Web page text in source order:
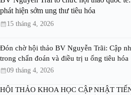
phát hiện sớm ung thư tiêu hóa
15 tháng 4, 2026
Đón chờ hội thảo BV Nguyễn Trãi: Cập
trong chẩn đoán và điều trị u ống tiêu hóa
09 tháng 4, 2026
HỘI THẢO KHOA HỌC CẬP NHẬT